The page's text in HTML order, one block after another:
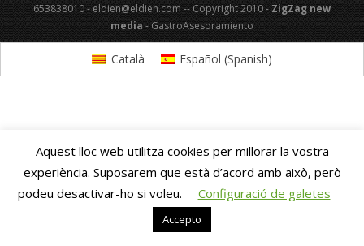
653838010 - eldien@eldien.com -- Copyright 2010 -ZigZag new
media- GastroAsesoramiento
Aquest lloc web utilitza cookies per millorar la vostra
experiència. Suposarem que està d’acord amb això, però
podeu desactivar-ho si voleu.
Configuració de galetes
Accepto
Català Español (Spanish)